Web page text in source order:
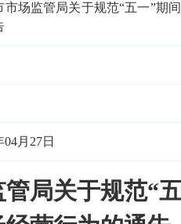
市场监管局关于规范“五一”期
04月27日
局关于规范“